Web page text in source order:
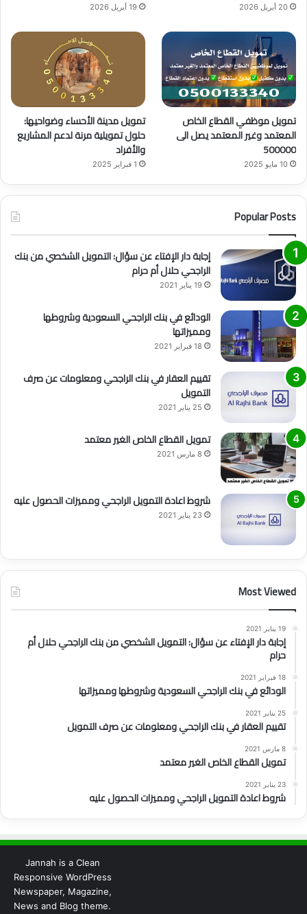
20 أبريل 2026 19 أبريل 2026
تمويل موظفي القطاع الخاص
المعتمد وغير المعتمد يصل الى
500000
10 مايو 2025
تمويل مدينة الأحساء وضواحيها:
حلول تمويلية مرنة لدعم المشاريع
والأفراد
1 فبراير 2025
Popular Posts
إجابة دار الإفتاء عن سؤال: التمويل الشخصي من بنك
الراجحي حلال أم حرام
19 يناير 2021
الودائع في بنك الراجحي السعودية وشروطها
ومميزاتها
18 فبراير 2021
تقييم العقار في بنك الراجحي ومعلومات عن صرف
التمويل
25 يناير 2021
تمويل القطاع الخاص الغير معتمد
8 مارس 2021
شروط اعادة التمويل الراجحي ومميزات الحصول عليه
23 يناير 2021
Most Viewed
19 يناير 2021
إجابة دار الإفتاء عن سؤال: التمويل الشخصي من بنك الراجحي حلال أم
حرام
18 فبراير 2021
الودائع في بنك الراجحي السعودية وشروطها ومميزاتها
25 يناير 2021
تقييم العقار في بنك الراجحي ومعلومات عن صرف التمويل
8 مارس 2021
تمويل القطاع الخاص الغير معتمد
23 يناير 2021
شروط اعادة التمويل الراجحي ومميزات الحصول عليه
Jannah is a Clean
Responsive WordPress
Newspaper, Magazine,
News and Blog theme.